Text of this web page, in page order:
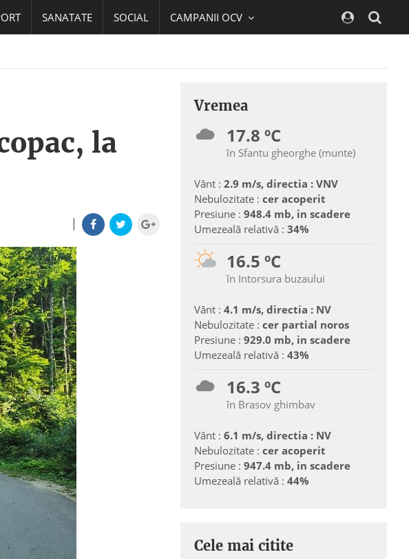
SANATATE SOCIAL CAMPANII OCV
la
|
Vremea
17.8 ºC
în Sfantu gheorghe (munte)
Vânt : 2.9 m/s, directia : VNV
Nebulozitate : cer acoperit
Presiune : 948.4 mb, in scadere
Umezeală relativă : 34%
16.5 ºC
în Intorsura buzaului
Vânt : 4.1 m/s, directia : NV
Nebulozitate : cer partial noros
Presiune : 929.0 mb, in scadere
Umezeală relativă : 43%
16.3 ºC
în Brasov ghimbav
Vânt : 6.1 m/s, directia : NV
Nebulozitate : cer acoperit
Presiune : 947.4 mb, in scadere
Umezeală relativă : 44%
Cele mai citite